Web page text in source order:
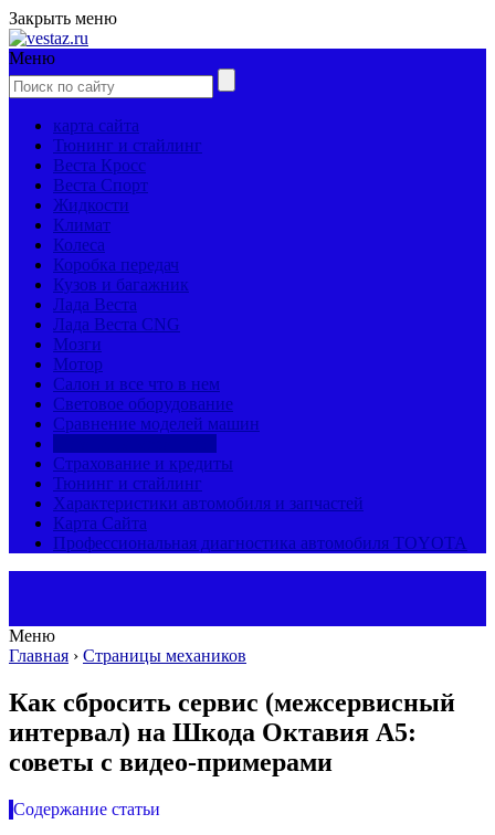
Закрыть меню
Меню
карта сайта
Тюнинг и стайлинг
Веста Кросс
Веста Спорт
Жидкости
Климат
Колеса
Коробка передач
Кузов и багажник
Лада Веста
Лада Веста CNG
Мозги
Мотор
Салон и все что в нем
Световое оборудование
Сравнение моделей машин
Страхование и кредиты
Тюнинг и стайлинг
Характеристики автомобиля и запчастей
Карта Сайта
Профессиональная диагностика автомобиля TOYOTA
Меню
Главная › Страницы механиков
Как сбросить сервис (межсервисный
интервал) на Шкода Октавия А5:
советы с видео-примерами
Содержание статьи